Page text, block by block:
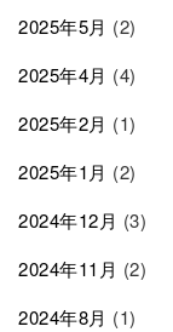
2025年5月 (2)
2025年4月 (4)
2025年2月 (1)
2025年1月 (2)
2024年12月 (3)
2024年11月 (2)
2024年8月 (1)